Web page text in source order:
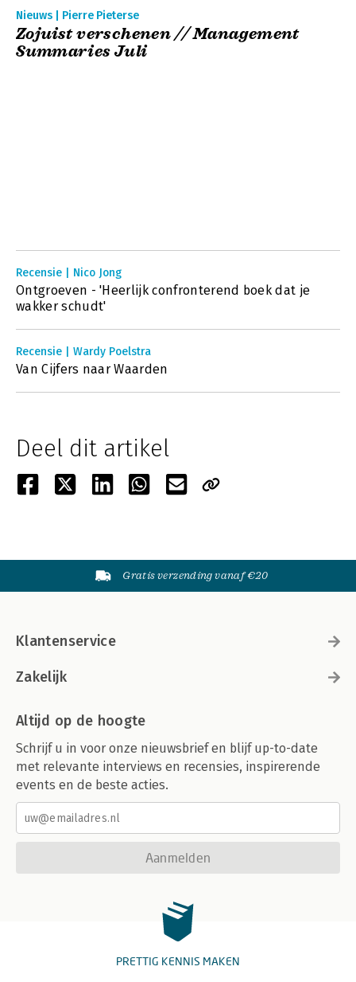
Nieuws | Pierre Pieterse
Zojuist verschenen // Management
Summaries Juli
Recensie | Nico Jong
Ontgroeven - 'Heerlijk confronterend boek dat je
wakker schudt'
Recensie | Wardy Poelstra
Van Cijfers naar Waarden
Deel dit artikel
Gratis verzending vanaf €20
Klantenservice
Zakelijk
Altijd op de hoogte
Schrijf u in voor onze nieuwsbrief en blijf up-to-date
met relevante interviews en recensies, inspirerende
events en de beste acties.
Aanmelden
PRETTIG KENNIS MAKEN